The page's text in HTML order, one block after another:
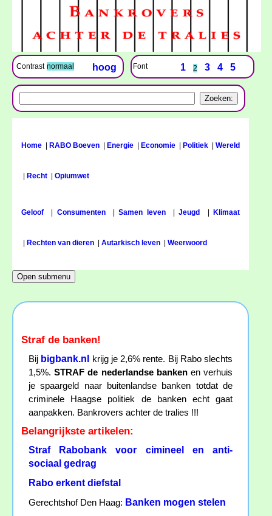
Contrast normaal hoog Font 1 2 3 4 5
Home RABO Boeven Energie Economie Politiek Wereld
Recht Opiumwet
Geloof Consumenten|Samen leven|Jeugd Klimaat
Rechten van dieren Autarkisch leven Weerwoord
Straf de banken!
Bij bigbank.nl
krijg je 2,6% rente. Bij Rabo slechts
1,5%.STRAF de nederlandse bankenen verhuis
je spaargeld naar buitenlandse banken totdat de
criminele Haagse politiek de banken echt gaat
aanpakken. Bankrovers achter de tralies !!!
Belangrijkste artikelen:
Straf Rabobank voor cimineel en anti-
sociaal gedrag
Rabo erkent diefstal
Gerechtshof Den Haag: Banken mogen stelen